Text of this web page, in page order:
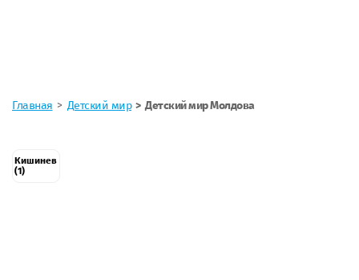
Главная Детский мир Детский мир Молдова
Кишинев
(1)